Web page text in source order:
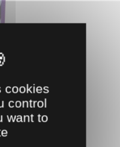
VIOLET
rapide, sans
...
cookies
control
want to